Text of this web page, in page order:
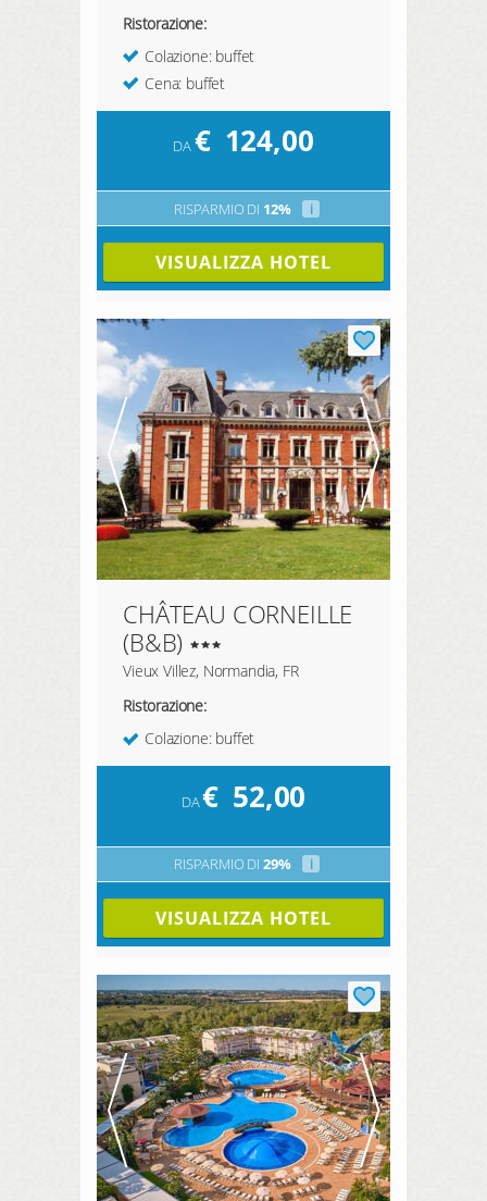
Ristorazione:
Colazione: buffet
Cena: buffet
DA€ 124,00
RISPARMIO DI 12% i
VISUALIZZA HOTEL
CHÂTEAU CORNEILLE
(B&B)
Vieux Villez, Normandia, FR
Ristorazione:
Colazione: buffet
DA€ 52,00
RISPARMIO DI 29% i
VISUALIZZA HOTEL